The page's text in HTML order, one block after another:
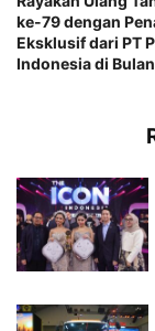
ke-79 dengan
Eksklusif dari PT
Indonesia di